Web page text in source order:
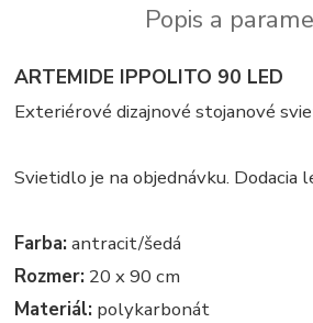
Popis a
ARTEMIDE IPPOLITO 90 LED
Exteriérové dizajnové stojanové
Svietidlo je na objednávku. Dodacia
Farba: antracit/šedá
Rozmer: 20 x 90 cm
Materiál: polykarbonát